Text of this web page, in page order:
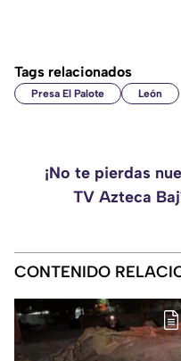
Tags relacionados
Presa El Palote León
¡No te pierdas
TV Azteca
CONTENIDO